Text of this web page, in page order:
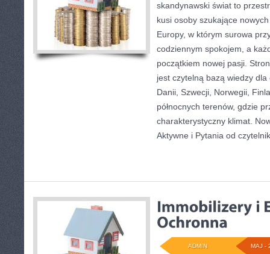
skandynawski świat to
kusi osoby szukające
Europy, w którym surowa
codziennym spokojem, a
początkiem nowej pasji.
jest czytelną bazą wiedzy
Danii, Szwecji, Norwegii,
północnych terenów, gdzie
charakterystyczny klimat.
Aktywne i Pytania od
MAJ -
ADMIN